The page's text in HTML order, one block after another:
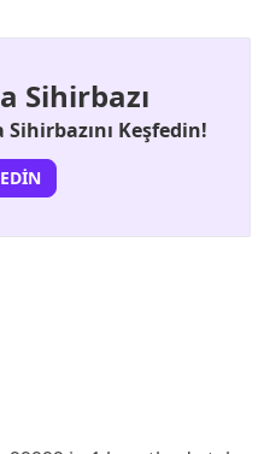
Sihirbazı
Keşfedin!